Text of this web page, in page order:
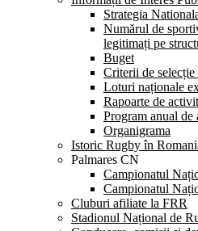
Strategia
Numărul de
legitimați pe
Buget
Criterii de
Loturi naționale
Rapoarte de
Program anual de
Organigrama
Istoric Rugby în
Palmares CN
Campionatul
Campionatul
Cluburi afiliate la FRR
Stadionul Național de